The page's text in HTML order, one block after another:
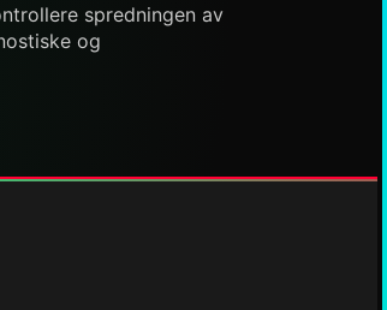
spredningen av
og